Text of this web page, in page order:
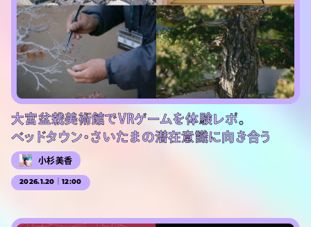
大宮盆栽美術館でVRゲームを体験レポ。
ベッドタウン・さいたまの潜在意識に向き合う
小杉美香
2026.1.20｜12:00